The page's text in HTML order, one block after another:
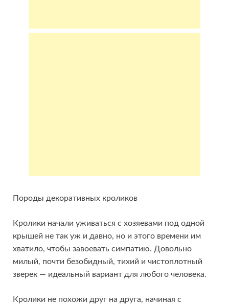
Породы декоративных кроликов
Кролики начали уживаться с хозяевами под одной
крышей не так уж и давно, но и этого времени им
хватило, чтобы завоевать симпатию. Довольно
милый, почти безобидный, тихий и чистоплотный
зверек — идеальный вариант для любого человека.
Кролики не похожи друг на друга, начиная с